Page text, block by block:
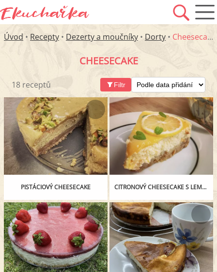
Úvod • Recepty • Dezerty a moučníky • Dorty • Cheesecake
CHEESECAKE
18 receptů Filtr
PISTÁCIOVÝ CHEESECAKE CITRONOVÝ CHEESECAKE S LEMON CURD